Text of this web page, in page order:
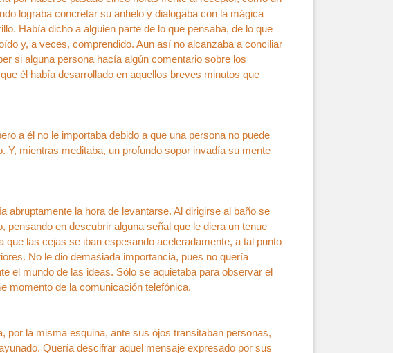
lograba concretar su anhelo y dialogaba con la mágica
Había dicho a alguien parte de lo que pensaba, de lo que
y, a veces, comprendido. Aun así no alcanzaba a conciliar
si alguna persona hacía algún comentario sobre los
él había desarrollado en aquellos breves minutos que
a él no le importaba debido a que una persona no puede
mientras meditaba, un profundo sopor invadía su mente
abruptamente la hora de levantarse. Al dirigirse al baño se
en descubrir alguna señal que le diera un tenue
las cejas se iban espesando aceleradamente, a tal punto
No le dio demasiada importancia, pues no quería
el mundo de las ideas. Sólo se aquietaba para observar el
momento de la comunicación telefónica.
la misma esquina, ante sus ojos transitaban personas,
Quería descifrar aquel mensaje expresado por sus